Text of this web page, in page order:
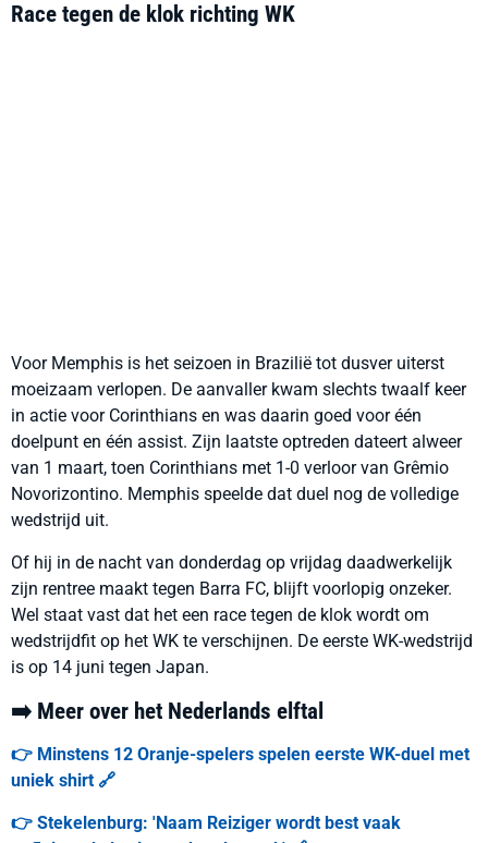
Race tegen de klok richting WK
Voor Memphis is het seizoen in Brazilië tot dusver uiterst
moeizaam verlopen. De aanvaller kwam slechts twaalf keer
in actie voor Corinthians en was daarin goed voor één
doelpunt en één assist. Zijn laatste optreden dateert alweer
van 1 maart, toen Corinthians met 1-0 verloor van Grêmio
Novorizontino. Memphis speelde dat duel nog de volledige
wedstrijd uit.
Of hij in de nacht van donderdag op vrijdag daadwerkelijk
zijn rentree maakt tegen Barra FC, blijft voorlopig onzeker.
Wel staat vast dat het een race tegen de klok wordt om
wedstrijdfit op het WK te verschijnen. De eerste WK-wedstrijd
is op 14 juni tegen Japan.
➡️ Meer over het Nederlands elftal
👉 Minstens 12 Oranje-spelers spelen eerste WK-duel met
uniek shirt 🔗
👉 Stekelenburg: 'Naam Reiziger wordt best vaak